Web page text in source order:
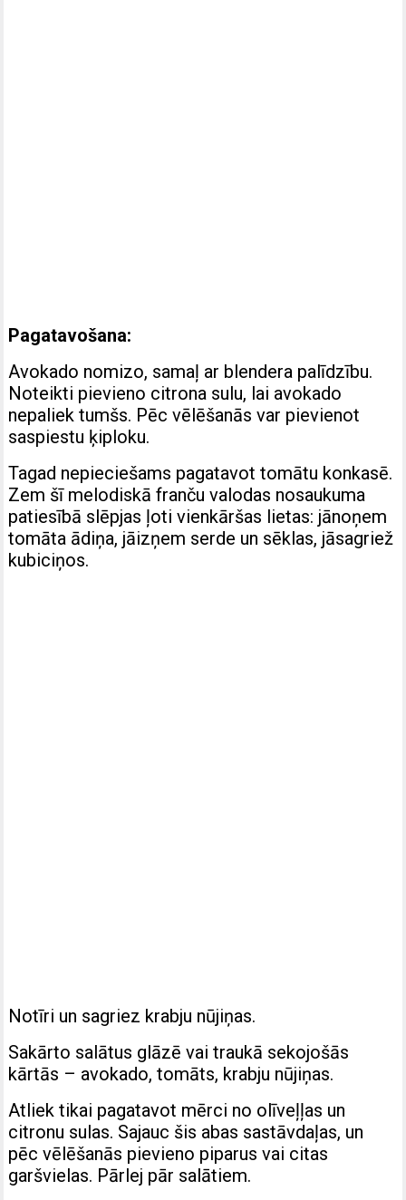
Pagatavošana:
Avokado nomizo, samaļ ar blendera palīdzību.
Noteikti pievieno citrona sulu, lai avokado
nepaliek tumšs. Pēc vēlēšanās var pievienot
saspiestu ķiploku.
Tagad nepieciešams pagatavot tomātu konkasē.
Zem šī melodiskā franču valodas nosaukuma
patiesībā slēpjas ļoti vienkāršas lietas: jānoņem
tomāta ādiņa, jāizņem serde un sēklas, jāsagriež
kubiciņos.
Notīri un sagriez krabju nūjiņas.
Sakārto salātus glāzē vai traukā sekojošās
kārtās – avokado, tomāts, krabju nūjiņas.
Atliek tikai pagatavot mērci no olīveļļas un
citronu sulas. Sajauc šis abas sastāvdaļas, un
pēc vēlēšanās pievieno piparus vai citas
garšvielas. Pārlej pār salātiem.